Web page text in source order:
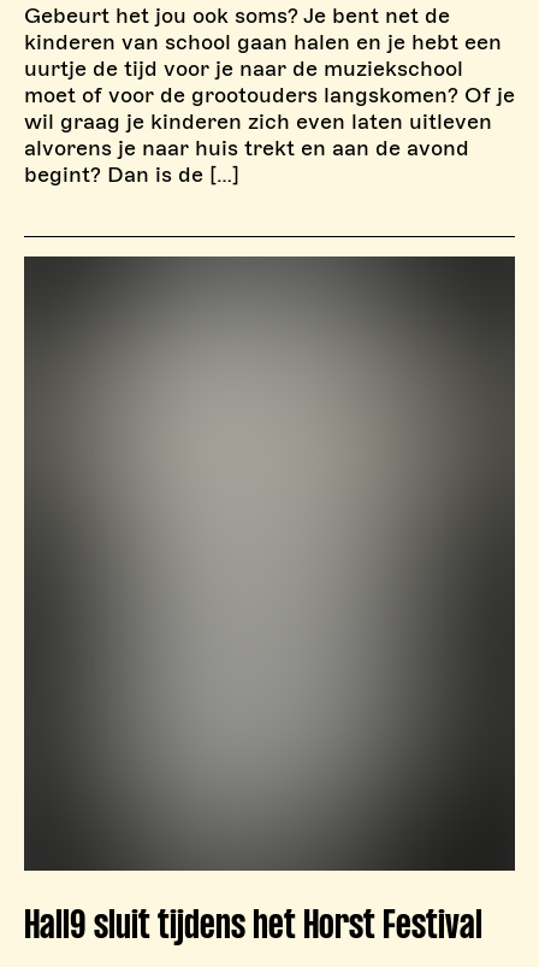
Gebeurt het jou ook soms? Je bent net de
kinderen van school gaan halen en je hebt een
uurtje de tijd voor je naar de muziekschool
moet of voor de grootouders langskomen? Of je
wil graag je kinderen zich even laten uitleven
alvorens je naar huis trekt en aan de avond
begint? Dan is de […]
Hall9 sluit tijdens het Horst Festival